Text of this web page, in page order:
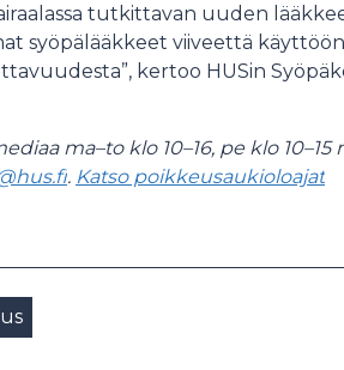
tutkittavan uuden
syöpälääkkeet viiveettä
kertoo HUSin
ma–to klo 10–16, pe klo
. Katso poikkeusaukioloajat